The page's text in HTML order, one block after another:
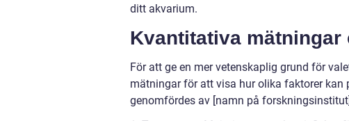
ditt akvarium.
Kvantitativa
För att ge en mer vetenskaplig grund för
mätningar för att visa hur olika faktorer kan
genomfördes av [namn på